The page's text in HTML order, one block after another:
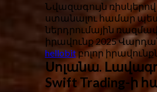
Նվազագույն
ստանալու համար
ներդրումային
իրավունք 2025
hellobitբոլոր
Սոլանա.
Swift Trading-ի